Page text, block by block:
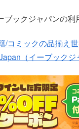
ブックジャパンの利
/コミックの品揃え世
（イーブックジ